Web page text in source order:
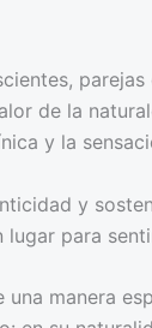
de la
y la
y
lugar para
manera